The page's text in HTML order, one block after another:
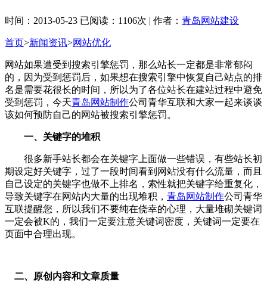
时间：2013-05-23 已阅读：1106次 | 作者： 青岛网站建设
首页>新闻资讯>网站优化
网站如果遭受到搜索引擎惩罚，那么站长一定都是非常郁闷
的，因为受到惩罚后，如果想在搜索引擎中恢复自己站点的排
名是需要花很长的时间，所以为了各位站长在建站过程中避免
受到惩罚，今天青岛网站制作公司青华互联和大家一起来谈谈
该如何预防自己的网站被搜索引擎惩罚。
一、关键字的堆积
很多新手站长都会在关键字上面做一些错误，有些站长初
期设定好关键字，过了一段时间看到网站没有什么流量，而且
自己设定的关键字也做不上排名，索性就把关键字给重复化，
导致关键字在网站内大量的出现堆积， 青岛网站制作公司青华
互联提醒您，所以我们不要纯在侥幸的心理，大量堆砌关键词
一定会被K的，我们一定要注意关键词密度，关键词一定要在
页面中合理出现。
二、原创内容和文章质量